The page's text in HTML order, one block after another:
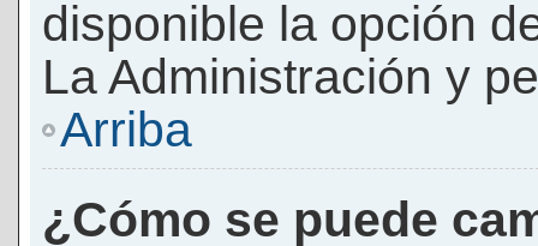
disponible la opción
La Administración y
Arriba
¿Cómo se puede